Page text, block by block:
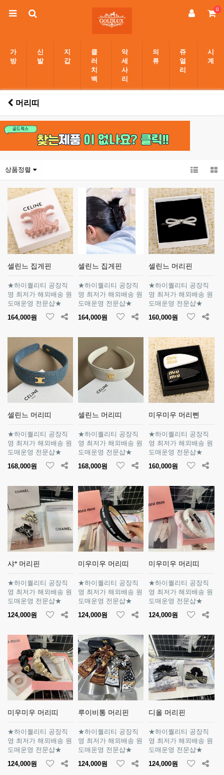
0
가
방
신
발
지
갑
클
러
치
백
악
세
사
리
의
류
쥬
얼
리
시
계
머리띠
상품정렬
셀린느 집게핀
★하이퀄리티 공장직
영 최저가 해외배송 원
도매운영 전문샵★
164,000원
셀린느 집게핀
★하이퀄리티 공장직
영 최저가 해외배송 원
도매운영 전문샵★
164,000원
셀린느 머리핀
★하이퀄리티 공장직
영 최저가 해외배송 원
도매운영 전문샵★
160,000원
셀린느 머리띠
★하이퀄리티 공장직
영 최저가 해외배송 원
도매운영 전문샵★
168,000원
셀린느 머리띠
★하이퀄리티 공장직
영 최저가 해외배송 원
도매운영 전문샵★
168,000원
미우미우 머리삔
★하이퀄리티 공장직
영 최저가 해외배송 원
도매운영 전문샵★
160,000원
샤* 머리핀
★하이퀄리티 공장직
영 최저가 해외배송 원
도매운영 전문샵★
124,000원
미우미우 머리띠
★하이퀄리티 공장직
영 최저가 해외배송 원
도매운영 전문샵★
124,000원
미우미우 머리띠
★하이퀄리티 공장직
영 최저가 해외배송 원
도매운영 전문샵★
124,000원
미우미우 머리띠
★하이퀄리티 공장직
영 최저가 해외배송 원
도매운영 전문샵★
124,000원
루이비통 머리핀
★하이퀄리티 공장직
영 최저가 해외배송 원
도매운영 전문샵★
124,000원
디올 머리핀
★하이퀄리티 공장직
영 최저가 해외배송 원
도매운영 전문샵★
124,000원